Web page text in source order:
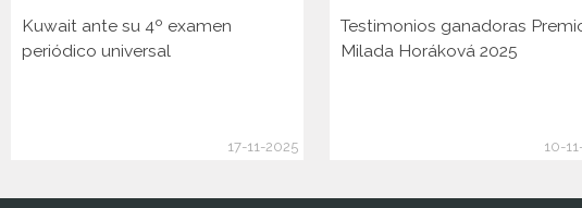
Kuwait ante su 4º examen
periódico universal
17-11-2025
Testimonios ganadoras
Milada Horáková 2025
10-